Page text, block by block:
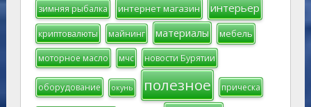
зимняя рыбалка интернет магазин интерьер
криптовалюты майнинг материалы мебель
моторное масло мчс новости Бурятии
оборудование окунь полезное прическа